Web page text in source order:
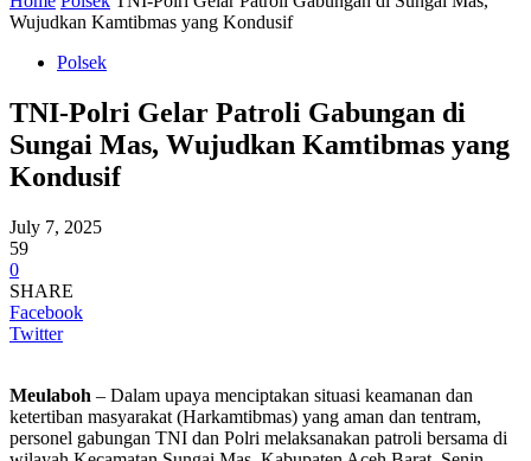
Wujudkan Kamtibmas yang Kondusif
Polsek
TNI-Polri Gelar Patroli Gabungan di
Sungai Mas, Wujudkan Kamtibmas yang
Kondusif
July 7, 2025
59
0
SHARE
Facebook
Twitter
Meulaboh – Dalam upaya menciptakan situasi keamanan dan
ketertiban masyarakat (Harkamtibmas) yang aman dan tentram,
personel gabungan TNI dan Polri melaksanakan patroli bersama di